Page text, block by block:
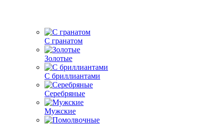
С гранатом
Золотые
С бриллиантами
Серебряные
Мужские